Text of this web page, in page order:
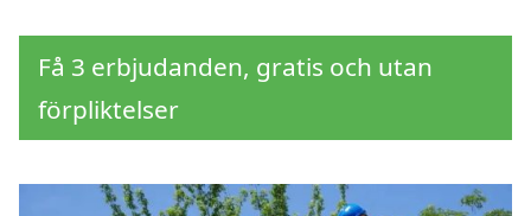
Få 3 erbjudanden, gratis och utan
förpliktelser